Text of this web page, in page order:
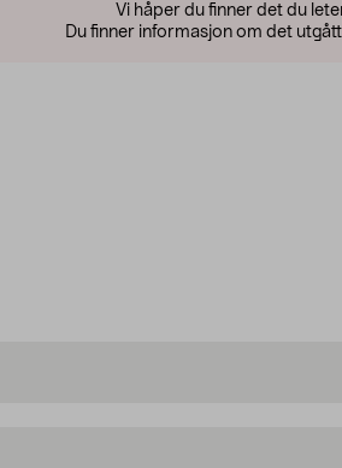
Vi håper du finner det du
Du finner informasjon om det